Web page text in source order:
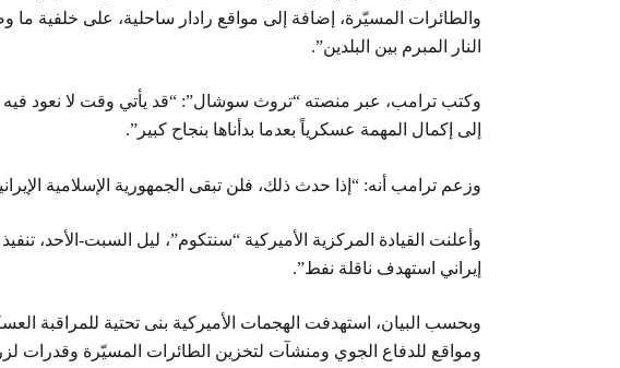
والطائرات المسيّرة، إضافة إلى مواقع رادار ساحلية، على خلفية ما
النار المبرم بين البلدين”.
وكتب ترامب، عبر منصته “تروث سوشال”: “قد يأتي وقت لا نعود
إلى إكمال المهمة عسكرياً بعدما بدأناها بنجاح كبير”.
وزعم ترامب أنه: “إذا حدث ذلك، فلن تبقى الجمهورية الإسلامية
وأعلنت القيادة المركزية الأميركية “سنتكوم”، ليل السبت-الأحد،
إيراني استهدف ناقلة نفط”.
وبحسب البيان، استهدفت الهجمات الأميركية بنى تحتية للمراقبة
ومواقع للدفاع الجوي ومنشآت لتخزين الطائرات المسيّرة وقدرات